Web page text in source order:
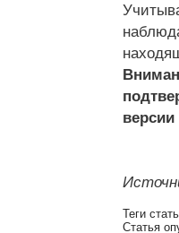
Теги
Статья